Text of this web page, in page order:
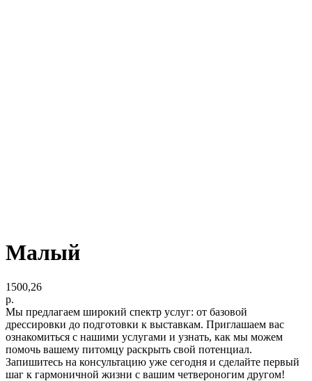
Малый
1500,26
р.
Мы предлагаем широкий спектр услуг: от базовой
дрессировки до подготовки к выставкам. Приглашаем вас
ознакомиться с нашими услугами и узнать, как мы можем
помочь вашему питомцу раскрыть свой потенциал.
Запишитесь на консультацию уже сегодня и сделайте первый
шаг к гармоничной жизни с вашим четвероногим другом!